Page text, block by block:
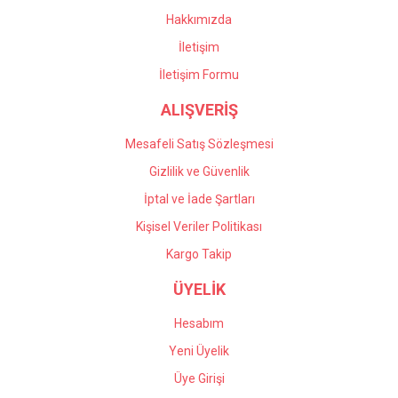
Önder Kaçar | 20/05/2026
Hakkımızda
İletişim
İletişim Formu
ALIŞVERİŞ
Mesafeli Satış Sözleşmesi
Gizlilik ve Güvenlik
İptal ve İade Şartları
Kişisel Veriler Politikası
Kargo Takip
ÜYELİK
Hesabım
Yeni Üyelik
Üye Girişi